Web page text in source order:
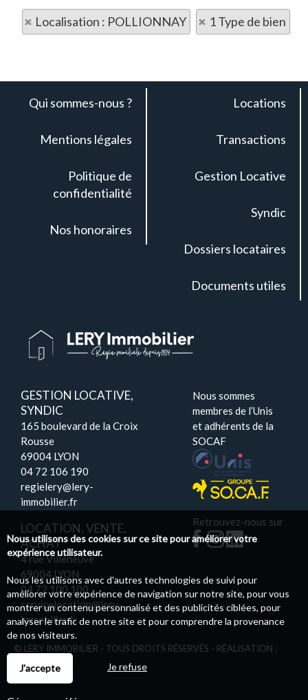
Localisation : POLLIONNAY 1 Type de bien
Qui sommes-nous ?
Mentions légales
Politique de
confidentialité
Nos honoraires
Locations
Transactions
Gestion Locative
Syndic
Dossiers locataires
Documents utiles
GESTION LOCATIVE,
SYNDIC
165 boulevard de la Croix
Rousse
69004 LYON
04 72 106 190
regielery@lery-
immobilier.fr
LOCATION, VENTE,
ACHAT
4 rue Villeneuve
69004 LYON
04 72 100 100
servicelocation@lery-
immobilier.fr
Nous sommes
membres de l’Unis
et adhérents de la
SOCAF
Retrouvez-nous sur
© LERY IMMOBILIER - TOUS DROITS RÉSERVÉS - RÉALISATION :
Nous utilisons des cookies sur ce site pour améliorer votre
expérience utilisateur.
Nous les utilisons avec d'autres technologies de suivi pour
améliorer votre expérience de navigation sur notre site, pour vous
montrer un contenu personnalisé et des publicités ciblées, pour
analyser le trafic de notre site et pour comprendre la provenance
de nos visiteurs.
J'accepte Je refuse